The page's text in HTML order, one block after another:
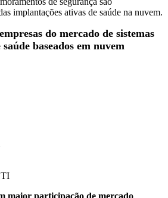
implantações ativas de saúde na nuvem.
do mercado de sistemas
baseados em nuvem
TI